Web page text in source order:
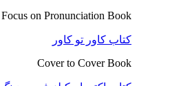
Focus on Pronunciation Book
کتاب کاور تو کاور
Cover to Cover Book